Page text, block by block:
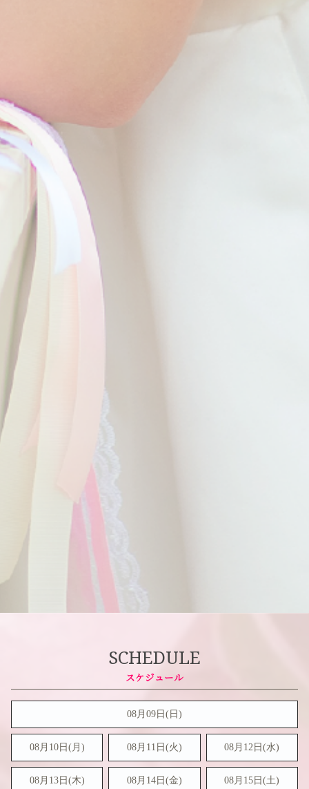
SCHEDULE
08月09日( 日 )
08月10日(月) 08月11日(火) 08月12日(水)
08月13日(木) 08月14日(金) 08月15日(土)